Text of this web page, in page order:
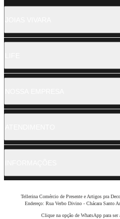
Tellerina Comércio de Presente e Artigos pra
Endereço: Rua Verbo Divino - Chácara Santo
Clique na opção de WhatsApp para